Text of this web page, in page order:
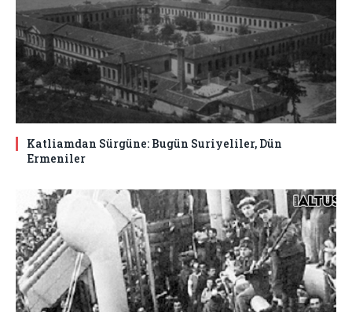
Katliamdan Sürgüne: Bugün Suriyeliler, Dün
Ermeniler